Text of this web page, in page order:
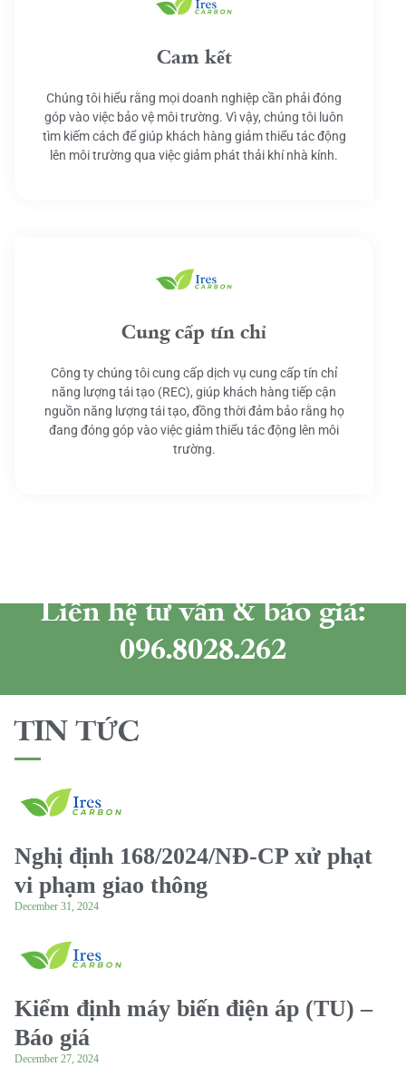
Cam kết
Chúng tôi hiểu rằng mọi doanh nghiệp cần phải đóng
góp vào việc bảo vệ môi trường. Vì vậy, chúng tôi luôn
tìm kiếm cách để giúp khách hàng giảm thiểu tác động
lên môi trường qua việc giảm phát thải khí nhà kính.
Cung cấp tín chỉ
Công ty chúng tôi cung cấp dịch vụ cung cấp tín chỉ
năng lượng tái tạo (REC), giúp khách hàng tiếp cận
nguồn năng lượng tái tạo, đồng thời đảm bảo rằng họ
đang đóng góp vào việc giảm thiểu tác động lên môi
trường.
Liên hệ tư vấn & báo giá:
096.8028.262
TIN TỨC
Nghị định 168/2024/NĐ-CP xử phạt
vi phạm giao thông
December 31, 2024
Kiểm định máy biến điện áp (TU) –
Báo giá
December 27, 2024